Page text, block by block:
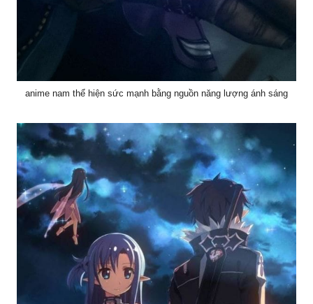
anime nam thể hiện sức mạnh bằng nguồn năng lượng ánh sáng